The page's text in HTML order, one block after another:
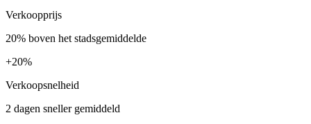
Verkoopprijs
20% boven het stadsgemiddelde
+20%
Verkoopsnelheid
2 dagen sneller gemiddeld